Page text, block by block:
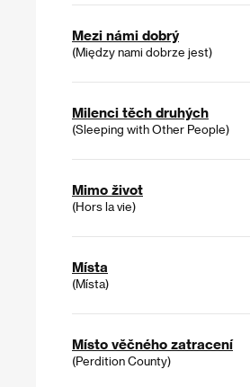
Mezi námi dobrý
(Między nami dobrze jest)
Milenci těch druhých
(Sleeping with Other People)
Mimo život
(Hors la vie)
Místa
(Místa)
Místo věčného zatracení
(Perdition County)